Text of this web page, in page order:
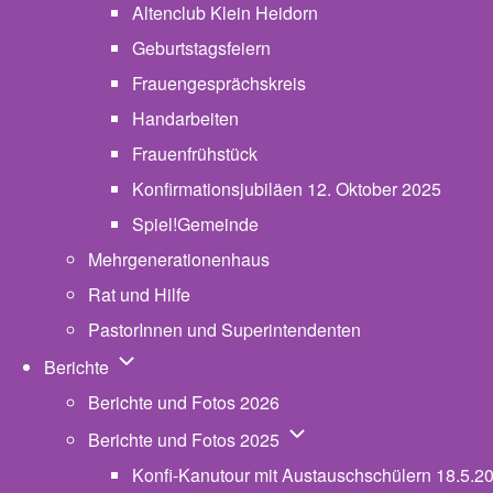
Altenclub Klein Heidorn
Geburtstagsfeiern
Frauengesprächskreis
Handarbeiten
Frauenfrühstück
Konfirmationsjubiläen 12. Oktober 2025
Spiel!Gemeinde
Mehrgenerationenhaus
Rat und Hilfe
PastorInnen und Superintendenten
Berichte Unternavigation von Berichte
Berichte und Fotos 2026
Berichte und Fotos 2025 Unternavigation von
Konfi-Kanutour mit Austauschschülern